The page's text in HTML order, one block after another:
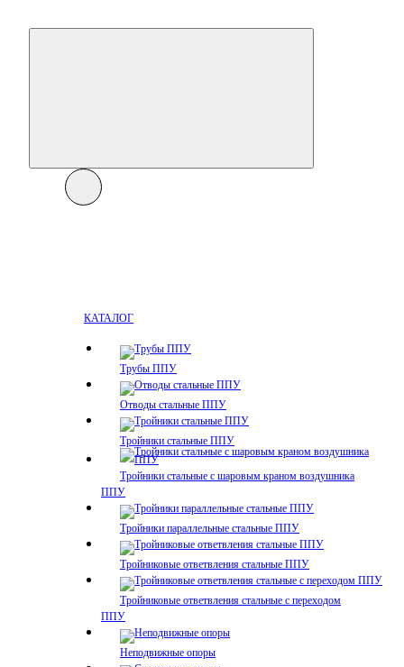
КАТАЛОГ
Трубы ППУ
Отводы стальные ППУ
Тройники стальные ППУ
Тройники стальные с шаровым краном воздушника
ППУ
Тройники параллельные стальные ППУ
Тройниковые ответвления стальные ППУ
Тройниковые ответвления стальные с переходом
ППУ
Неподвижные опоры